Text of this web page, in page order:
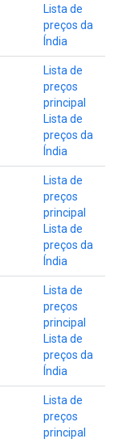
Lista de
preços da
Índia
Lista de
preços
principal
Lista de
preços da
Índia
Lista de
preços
principal
Lista de
preços da
Índia
Lista de
preços
principal
Lista de
preços da
Índia
Lista de
preços
principal